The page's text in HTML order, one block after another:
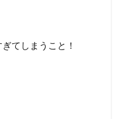
てしまうこと！